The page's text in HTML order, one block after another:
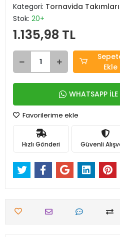
Kategori: Tornavida Takımları
Stok: 20+
1.135,98 TL
Ekle
WHATSAPP İLE
Favorilerime ekle
Hızlı Gönderi Güvenli